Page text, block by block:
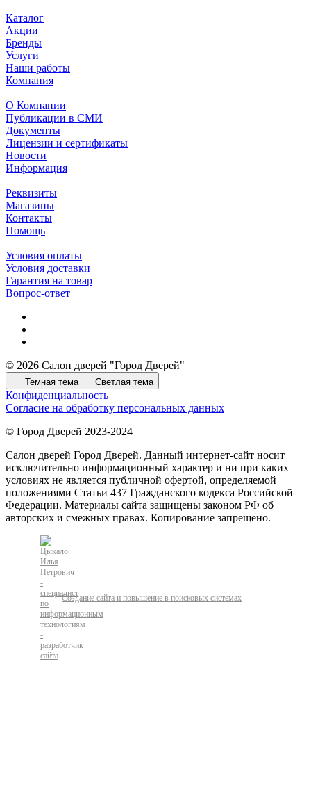
Каталог
Акции
Бренды
Услуги
Наши работы
Компания
О Компании
Публикации в СМИ
Документы
Лицензии и сертификаты
Новости
Информация
Реквизиты
Магазины
Контакты
Помощь
Условия оплаты
Условия доставки
Гарантия на товар
Вопрос-ответ
© 2026 Салон дверей "Город Дверей"
Темная тема Светлая тема
Конфиденциальность
Согласие на обработку персональных данных
© Город Дверей 2023-2024
Салон дверей Город Дверей. Данный интернет-сайт носит
исключительно информационный характер и ни при каких
условиях не является публичной офертой, определяемой
положениями Статьи 437 Гражданского кодекса Российской
Федерации. Материалы сайта защищены законом РФ об
авторских и смежных правах. Копирование запрещено.
Создание сайта и повышение в поисковых системах